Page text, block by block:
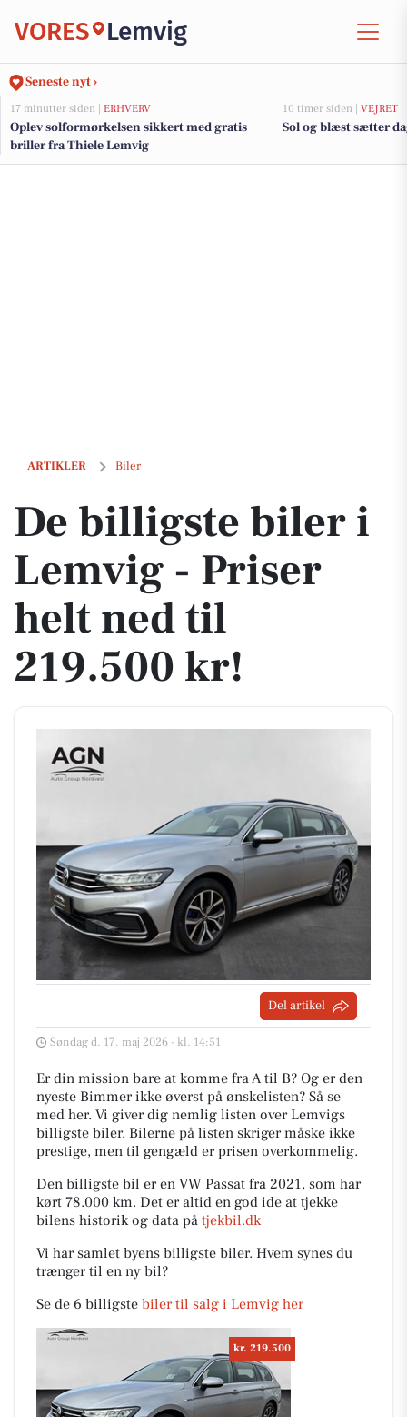
VORES Lemvig
Seneste nyt ›
17 minutter siden | ERHVERV
Oplev solformørkelsen sikkert med gratis
briller fra Thiele Lemvig
10 timer siden | VEJRET
Sol og blæst sætter
ARTIKLER Biler
De billigste biler i Lemvig - Priser helt ned til 219.500 kr!
De billigste biler i
Lemvig - Priser
helt ned til
219.500 kr!
Del artikel
Søndag d. 17. maj 2026 - kl. 14:51
Er din mission bare at komme fra A til B? Og er den
nyeste Bimmer ikke øverst på ønskelisten? Så se
med her. Vi giver dig nemlig listen over Lemvigs
billigste biler. Bilerne på listen skriger måske ikke
prestige, men til gengæld er prisen overkommelig.
Den billigste bil er en VW Passat fra 2021, som har
kørt 78.000 km. Det er altid en god ide at tjekke
bilens historik og data på tjekbil.dk
Vi har samlet byens billigste biler. Hvem synes du
trænger til en ny bil?
Se de 6 billigste biler til salg i Lemvig her
kr. 219.500